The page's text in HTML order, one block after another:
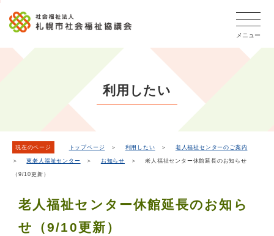
文
メニュー
か
利用したい
現在のページ トップページ ＞ 利用したい ＞ 老人福祉センターのご案内
＞東老人福祉センター ＞ お知らせ ＞ 老人福祉センター休館延長のお知らせ
（9/10更新）
老人福祉センター休館延長のお知ら
せ（9/10更新）
こ
フ
タ
こ